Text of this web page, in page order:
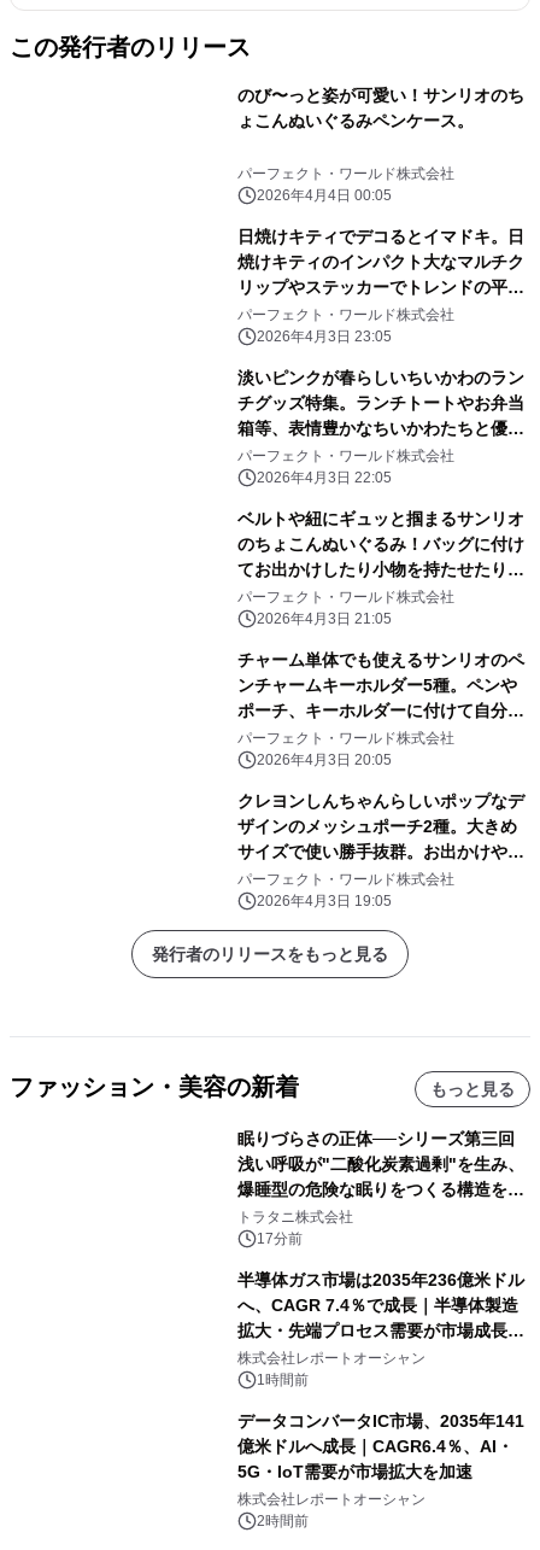
この発行者のリリース
のび〜っと姿が可愛い！サンリオのち
ょこんぬいぐるみペンケース。
パーフェクト・ワールド株式会社
2026年4月4日 00:05
日焼けキティでデコるとイマドキ。日
焼けキティのインパクト大なマルチク
リップやステッカーでトレンドの平成
レトロ感ばっちりです。
パーフェクト・ワールド株式会社
2026年4月3日 23:05
淡いピンクが春らしいちいかわのラン
チグッズ特集。ランチトートやお弁当
箱等、表情豊かなちいかわたちと優し
いピンク色に心和む
パーフェクト・ワールド株式会社
2026年4月3日 22:05
ベルトや紐にギュッと掴まるサンリオ
のちょこんぬいぐるみ！バッグに付け
てお出かけしたり小物を持たせたりと
自由に楽しめる！
パーフェクト・ワールド株式会社
2026年4月3日 21:05
チャーム単体でも使えるサンリオのペ
ンチャームキーホルダー5種。ペンや
ポーチ、キーホルダーに付けて自分だ
けのアレンジしよう
パーフェクト・ワールド株式会社
2026年4月3日 20:05
クレヨンしんちゃんらしいポップなデ
ザインのメッシュポーチ2種。大きめ
サイズで使い勝手抜群。お出かけや旅
行にぜひ！
パーフェクト・ワールド株式会社
2026年4月3日 19:05
発行者のリリースをもっと見る
ファッション・美容の新着 もっと見る
眠りづらさの正体──シリーズ第三回
浅い呼吸が"二酸化炭素過剰"を生み、
爆睡型の危険な眠りをつくる構造を解
説
トラタニ株式会社
17分前
半導体ガス市場は2035年236億米ドル
へ、CAGR 7.4％で成長｜半導体製造
拡大・先端プロセス需要が市場成長を
加速
株式会社レポートオーシャン
1時間前
データコンバータIC市場、2035年141
億米ドルへ成長｜CAGR6.4％、AI・
5G・IoT需要が市場拡大を加速
株式会社レポートオーシャン
2時間前